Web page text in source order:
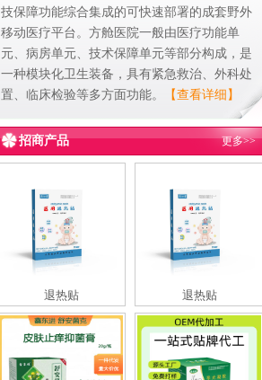
技保障功能综合集成的可快速部署的成套野外
移动医疗平台。方舱医院一般由医疗功能单
元、病房单元、技术保障单元等部分构成，是
一种模块化卫生装备，具有紧急救治、外科处
置、临床检验等多方面功能。
【查看详细】
招商产品 更多>>
退热贴 退热贴